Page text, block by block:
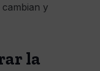
y
la